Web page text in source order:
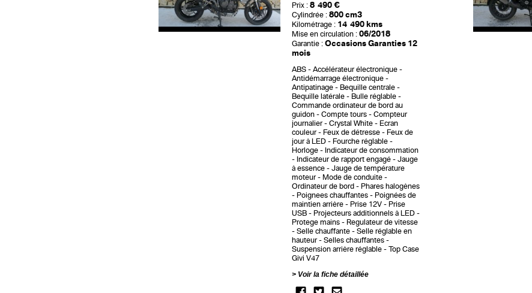
Prix : 8 490 €
Cylindrée : 800 cm3
Kilométrage : 14 490 kms
Mise en circulation : 06/2018
Garantie : Occasions Garanties 12
mois
ABS
Accélérateur électronique
Antidémarrage électronique
Antipatinage
Bequille centrale
Bequille latérale
Bulle réglable
Commande ordinateur de bord au
guidon
Compte tours
Compteur
journalier
Crystal White
Ecran
couleur
Feux de détresse
Feux de
jour à LED
Fourche réglable
Horloge
Indicateur de consommation
Indicateur de rapport engagé
Jauge
à essence
Jauge de température
moteur
Mode de conduite
Ordinateur de bord
Phares halogènes
Poignees chauffantes
Poignées de
maintien arrière
Prise 12V
Prise
USB
Projecteurs additionnels à LED
Protege mains
Regulateur de vitesse
Selle chauffante
Selle réglable en
hauteur
Selles chauffantes
Suspension arrière réglable
Top Case
Givi V47
Voir la fiche détaillée